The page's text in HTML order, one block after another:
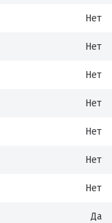
Нет
Нет
Нет
Нет
Нет
Нет
Нет
Да